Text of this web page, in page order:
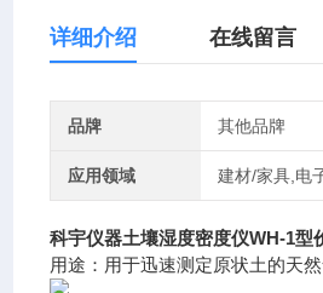
详细介绍 在线留言
品牌 其他品牌
应用领域 建材/家具,电
科宇仪器土壤湿度密度仪WH-1型
用途：用于迅速测定原状土的天